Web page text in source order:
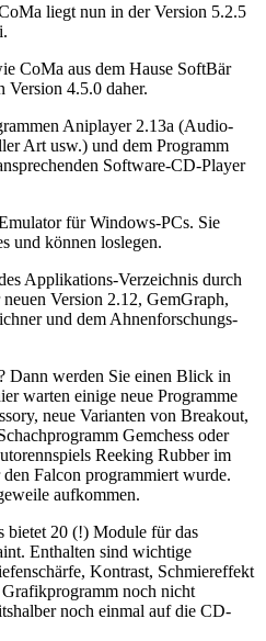
liegt nun in der Version 5.2.5
CoMa aus dem Hause SoftBär
Version 4.5.0 daher.
Aniplayer 2.13a (Audio-
Art usw.) und dem Programm
Software-CD-Player
für Windows-PCs. Sie
und können loslegen.
Applikations-Verzeichnis durch
Version 2.12, GemGraph,
und dem Ahnenforschungs-
Dann werden Sie einen Blick in
warten einige neue Programme
neue Varianten von Breakout,
Gemchess oder
Reeking Rubber im
Falcon programmiert wurde.
aufkommen.
bietet 20 (!) Module für das
Enthalten sind wichtige
Kontrast, Schmiereffekt
noch nicht
noch einmal auf die CD-